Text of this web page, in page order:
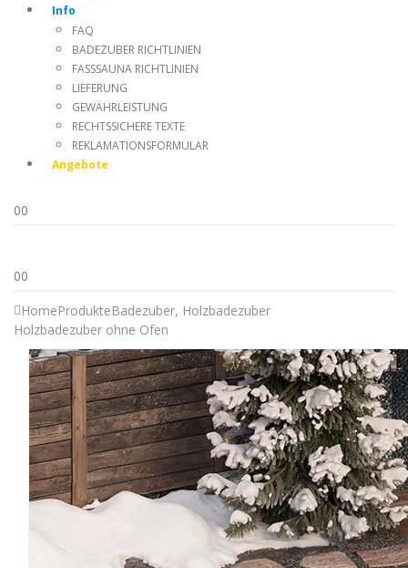
Info
FAQ
BADEZUBER RICHTLINIEN
FASSSAUNA RICHTLINIEN
LIEFERUNG
GEWÄHRLEISTUNG
RECHTSSICHERE TEXTE
REKLAMATIONSFORMULAR
Angebote
00
00
HomeProdukteBadezuber, Holzbadezuber
Holzbadezuber ohne Ofen